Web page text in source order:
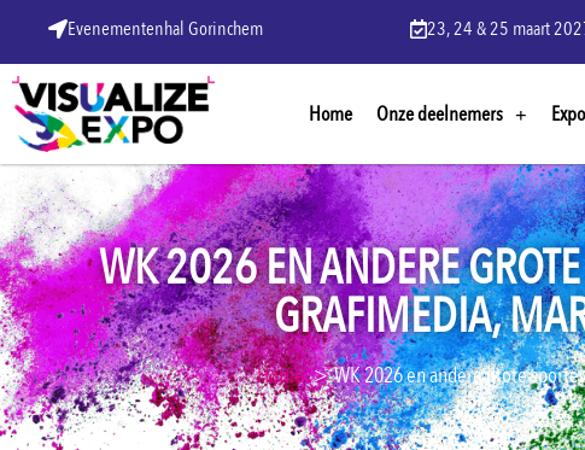
Evenementenhal Gorinchem 23, 24 & 25 maart
Home Onze deelnemers
WK 2026 EN ANDERE
GRAFIMEDIA,
Home WK 2026 en andere grote